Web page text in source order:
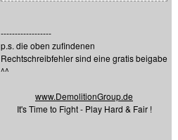
------------------
p.s. die oben zufindenen
Rechtschreibfehler sind eine gratis beigabe
^^
www.DemolitionGroup.de
It's Time to Fight - Play Hard & Fair !